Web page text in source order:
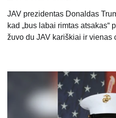
JAV prezidentas Donaldas
kad „bus labai rimtas atsakas“
žuvo du JAV kariškiai ir